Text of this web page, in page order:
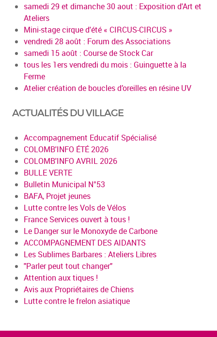
samedi 29 et dimanche 30 aout : Exposition d'Art et
Ateliers
Mini-stage cirque d'été « CIRCUS-CIRCUS »
vendredi 28 août : Forum des Associations
samedi 15 août : Course de Stock Car
tous les 1ers vendredi du mois : Guinguette à la
Ferme
Atelier création de boucles d’oreilles en résine UV
ACTUALITÉS DU VILLAGE
Accompagnement Educatif Spécialisé
COLOMB'INFO ÉTÉ 2026
COLOMB'INFO AVRIL 2026
BULLE VERTE
Bulletin Municipal N°53
BAFA, Projet jeunes
Lutte contre les Vols de Vélos
France Services ouvert à tous !
Le Danger sur le Monoxyde de Carbone
ACCOMPAGNEMENT DES AIDANTS
Les Sublimes Barbares : Ateliers Libres
"Parler peut tout changer"
Attention aux tiques !
Avis aux Propriétaires de Chiens
Lutte contre le frelon asiatique